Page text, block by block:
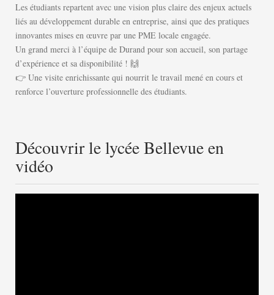
Les étudiants repartent avec une vision plus claire des enjeux actuels
liés au développement durable en entreprise, ainsi que des pratiques
innovantes mises en œuvre par une PME locale engagée.
Un grand merci à l’équipe de Durand pour son accueil, son partage
d’expérience et sa disponibilité ! 🙌
👉 Une visite enrichissante qui nourrit le travail mené en cours et
renforce l’ouverture professionnelle des étudiants.
Découvrir le lycée Bellevue en
vidéo